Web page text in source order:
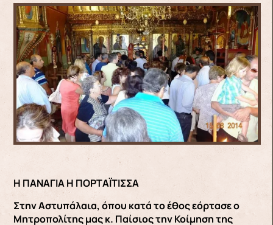
Η ΠΑΝΑΓΙΑ Η ΠΟΡΤΑΪΤΙΣΣΑ
Στην Αστυπάλαια, όπου κατά το έθος εόρτασε ο
Μητροπολίτης μας κ. Παίσιος την Κοίμηση της